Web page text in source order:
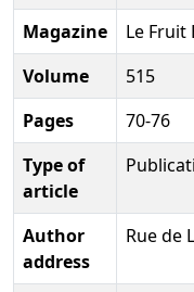
Magazine
Le Fruit
Volume
515
Pages
70-76
Type of
article
Author
address
Rue de